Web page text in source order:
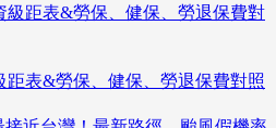
距表&勞保、健保、勞退保費對照